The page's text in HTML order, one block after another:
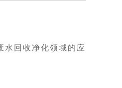
水回收净化领域的应